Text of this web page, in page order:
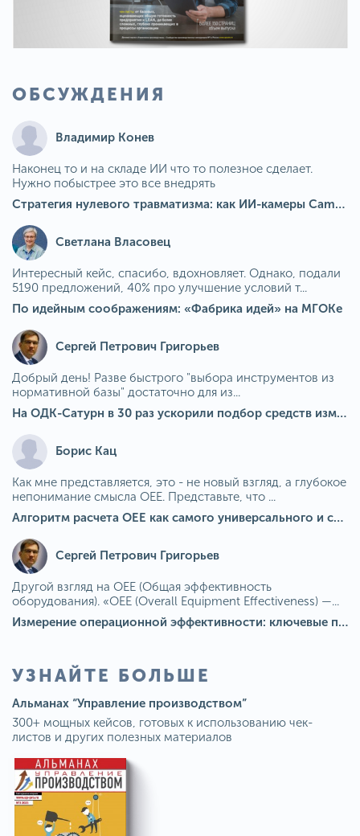
ОБСУЖДЕНИЯ
Владимир Конев
Наконец то и на складе ИИ что то полезное сделает.
Нужно побыстрее это все внедрять
Стратегия нулевого травматизма: как ИИ-камеры Camkord снижают риск наезда на пешехода при работе на погрузчике
Светлана Власовец
Интересный кейс, спасибо, вдохновляет. Однако, подали
5190 предложений, 40% про улучшение условий т...
По идейным соображениям: «Фабрика идей» на МГОКе
Сергей Петрович Григорьев
Добрый день! Разве быстрого "выбора инструментов из
нормативной базы" достаточно для из...
На ОДК-Сатурн в 30 раз ускорили подбор средств измерения для контроля качества продукции
Борис Кац
Как мне представляется, это - не новый взгляд, а глубокое
непонимание смысла OEE. Представьте, что ...
Алгоритм расчета ОЕЕ как самого универсального и современного показателя эффективности оборудования в мире
Сергей Петрович Григорьев
Другой взгляд на OEE (Общая эффективность
оборудования). «OEE (Overall Equipment Effectiveness) —...
Измерение операционной эффективности: ключевые показатели для непрерывного совершенствования
УЗНАЙТЕ БОЛЬШЕ
Альманах “Управление производством”
300+ мощных кейсов, готовых к использованию чек-
листов и других полезных материалов